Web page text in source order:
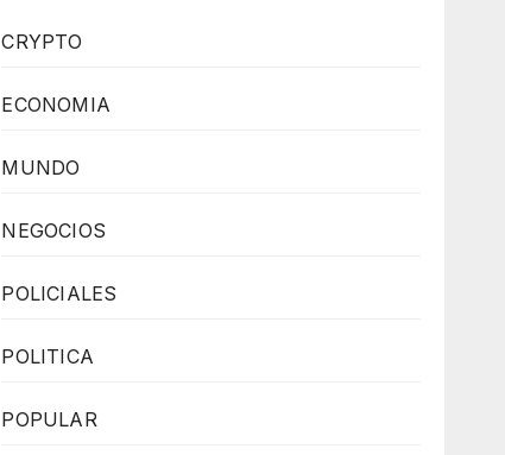
CRYPTO
ECONOMIA
MUNDO
NEGOCIOS
POLICIALES
POLITICA
POPULAR